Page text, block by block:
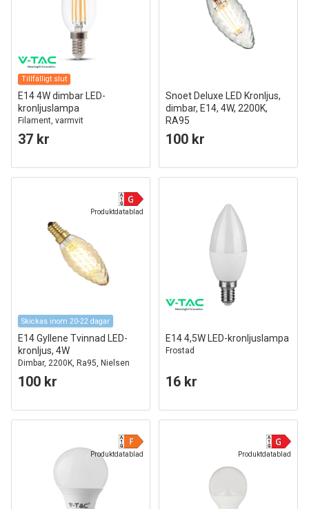
Tillfälligt slut
E14 4W dimbar LED-
kronljuslampa
Filament, varmvit
37 kr
Snoet Deluxe LED Kronljus,
dimbar, E14, 4W, 2200K,
RA95
100 kr
Produktdatablad
Skickas inom 20-22 dagar
E14 Gyllene Tvinnad LED-
kronljus, 4W
Dimbar, 2200K, Ra95, Nielsen
Light
100 kr
E14 4,5W LED-kronljuslampa
Frostad
16 kr
Produktdatablad Produktdatablad